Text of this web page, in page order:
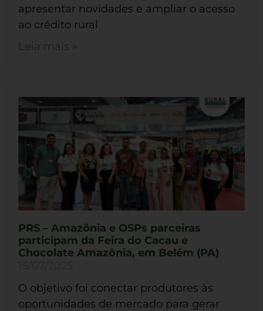
apresentar novidades e ampliar o acesso
ao crédito rural
Leia mais »
PRS – Amazônia e OSPs parceiras
participam da Feira do Cacau e
Chocolate Amazônia, em Belém (PA)
O objetivo foi conectar produtores às
oportunidades de mercado para gerar